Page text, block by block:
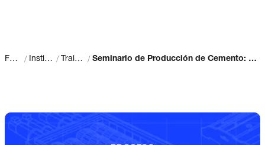
Fuller / Institute / Training / Seminario de Producción de Cemento: Molienda